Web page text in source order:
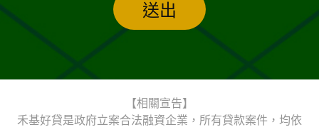
送出
【相關宣告】
禾基好貸是政府立案合法融資企業，所有貸款案件，均依